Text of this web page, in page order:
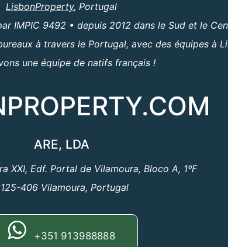
LisbonProperty, Portugal
IMPIC 9492 • depuis 2012 dans le Sud et le
à travers le Portugal, avec des équipes à
une équipe de natifs français !
ARE, LDA
XXI, Edf. Portal de Vilamoura, Bloco A, 1ºF
406 Vilamoura, Portugal
+351 913988888